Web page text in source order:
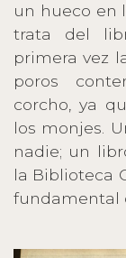
un hueco en
trata del
primera vez
poros
corcho, ya
los monjes.
nadie; un
la Biblioteca
fundamental